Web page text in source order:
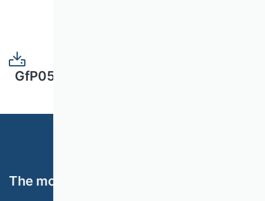
The most important topics